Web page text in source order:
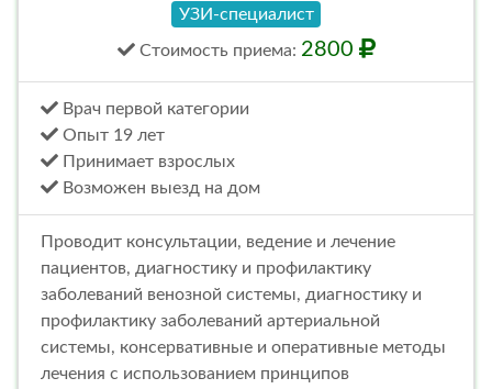
УЗИ-специалист
Стоимость приема: 2800
Врач первой категории
Опыт 19 лет
Принимает взрослых
Возможен выезд на дом
Проводит консультации, ведение и лечение
пациентов, диагностику и профилактику
заболеваний венозной системы, диагностику и
профилактику заболеваний артериальной
системы, консервативные и оперативные методы
лечения с использованием принципов